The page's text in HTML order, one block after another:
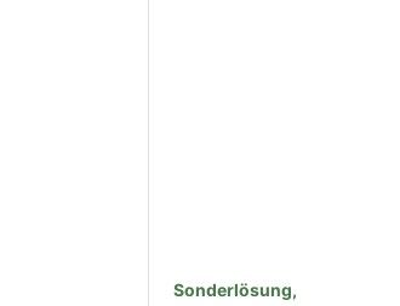
Sonderlösung,